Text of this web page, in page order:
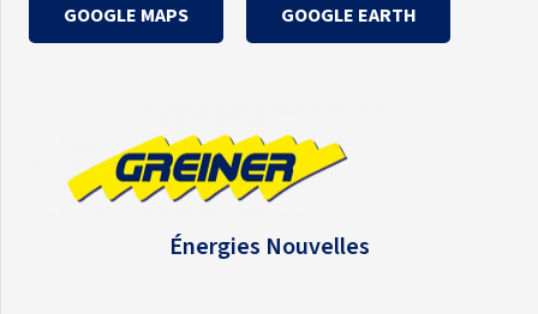
GOOGLE MAPS GOOGLE EARTH
Énergies Nouvelles